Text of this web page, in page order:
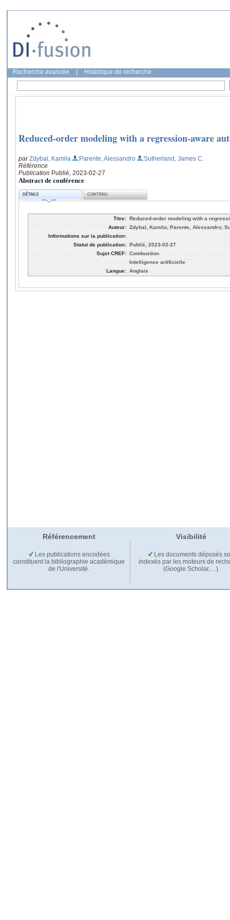
Recherche avancée Historique de recherche
Reduced-order modeling with a regression-aware
parZdybal, Kamila ;Parente, Alessandro
;Sutherland, James C.
Référence
Publication Publié, 2023-02-27
Abstract de conférence
DÉTAILS CONTENU
Titre: Reduced-order modeling with a
Auteur: Zdybal, Kamila; Parente, Alessandro;
Informations sur la publication:
Statut de publication: Publié, 2023-02-27
Sujet CREF: Combustion
Intelligence artificielle
Langue: Anglais
Référencement Visibilité
Les publications encodées
constituent la bibliographie académique
de l'Université.
Les documents déposés
indexés par les moteurs de
(Google Scholar,…).